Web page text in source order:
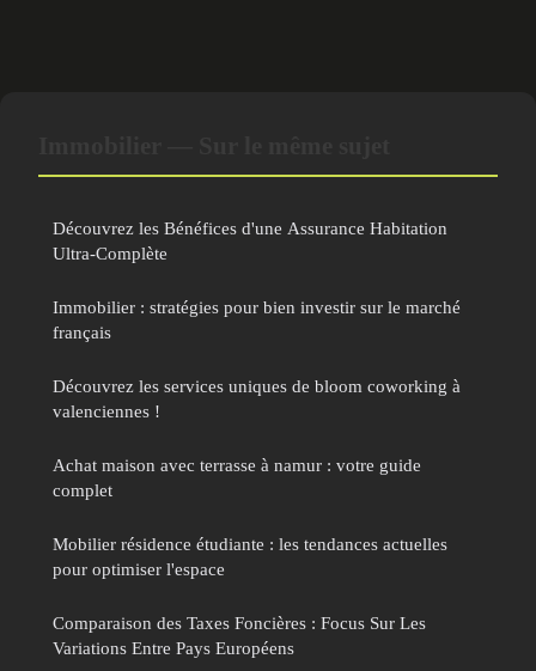
Découvrez les Bénéfices d'une Assurance Habitation
Ultra-Complète
Immobilier : stratégies pour bien investir sur le marché
français
Découvrez les services uniques de bloom coworking à
valenciennes !
Achat maison avec terrasse à namur : votre guide
complet
Mobilier résidence étudiante : les tendances actuelles
pour optimiser l'espace
Comparaison des Taxes Foncières : Focus Sur Les
Variations Entre Pays Européens